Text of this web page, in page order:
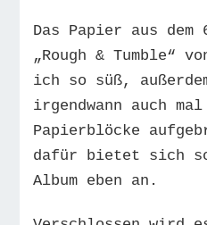
Das Papier aus dem
„Rough & Tumble“
ich so süß,
irgendwann auch
Papierblöcke
dafür bietet sich
Album eben an.